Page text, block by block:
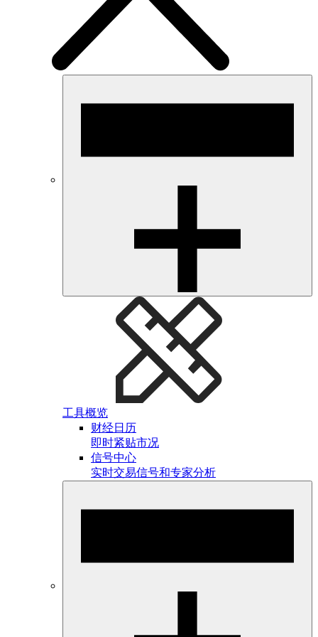
工具概览
财经日历
即时紧贴市况
信号中心
实时交易信号和专家分析